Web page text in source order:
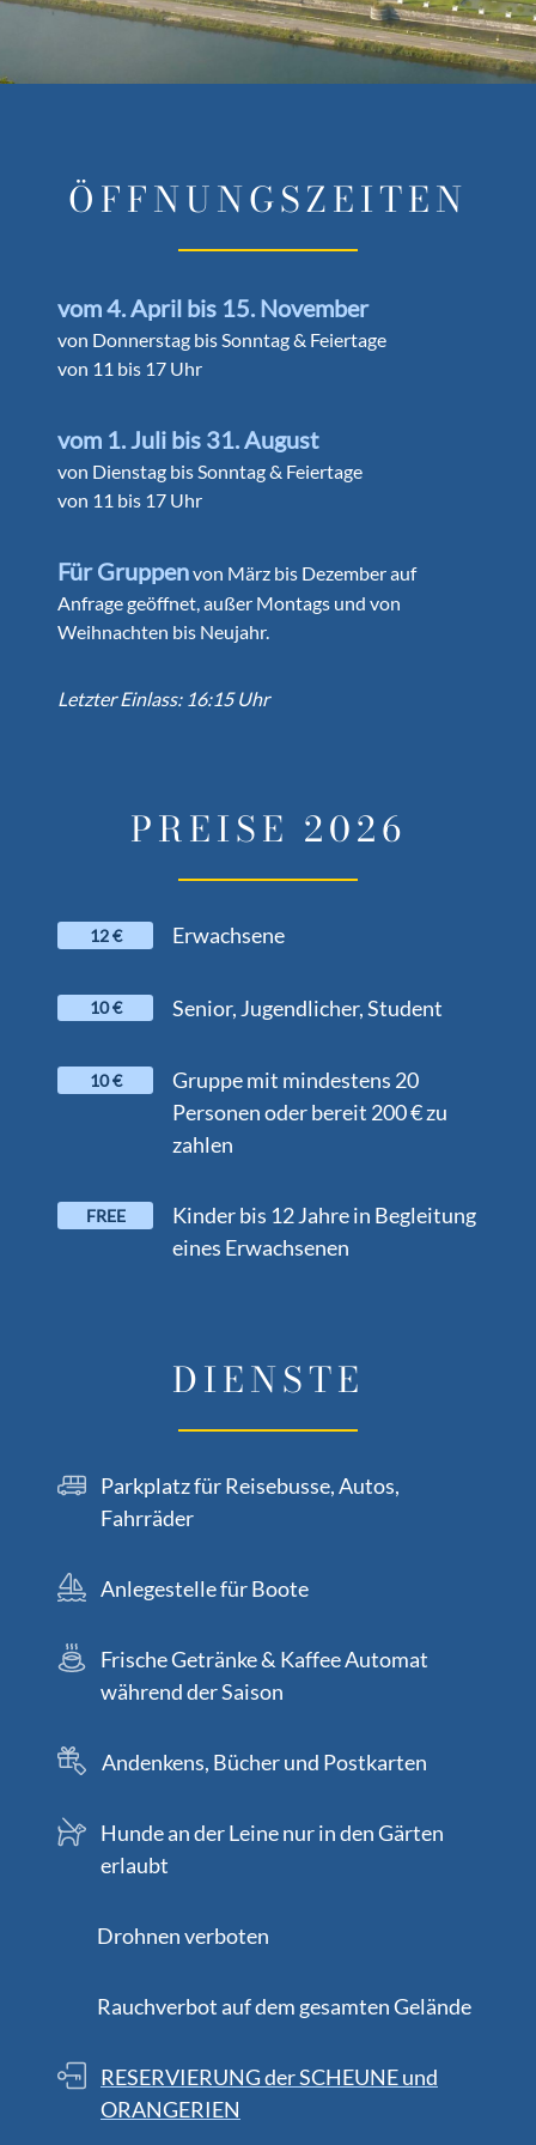
ÖFFNUNGSZEITEN
vom 4. April bis 15. November
von Donnerstag bis Sonntag & Feiertage
von 11 bis 17 Uhr
vom 1. Juli bis 31. August
von Dienstag bis Sonntag & Feiertage
von 11 bis 17 Uhr
Für Gruppenvon März bis Dezember auf
Anfrage geöffnet, außer Montags und von
Weihnachten bis Neujahr.
Letzter Einlass: 16:15 Uhr
PREISE 2026
12 € Erwachsene
10 € Senior, Jugendlicher, Student
10 €
Gruppe mit mindestens 20
Personen oder bereit 200 € zu
zahlen
FREE
Kinder bis 12 Jahre in Begleitung
eines Erwachsenen
DIENSTE
Parkplatz für Reisebusse, Autos,
Fahrräder
Anlegestelle für Boote
Frische Getränke & Kaffee Automat
während der Saison
Andenkens, Bücher und Postkarten
Hunde an der Leine nur in den Gärten
erlaubt
Drohnen verboten
Rauchverbot auf dem gesamten Gelände
RESERVIERUNG der SCHEUNE und
ORANGERIEN